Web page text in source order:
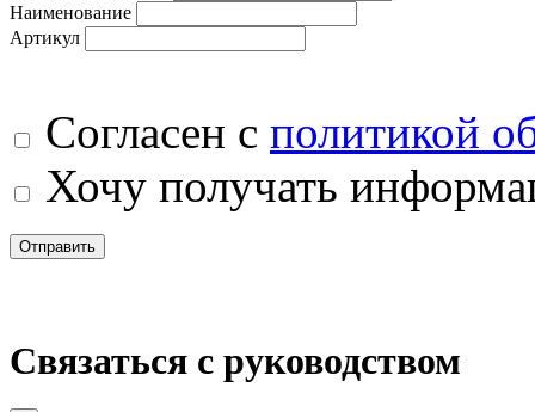
Наименование
Артикул
Согласен с политикой
Хочу получать
Отправить
Связаться с руководством